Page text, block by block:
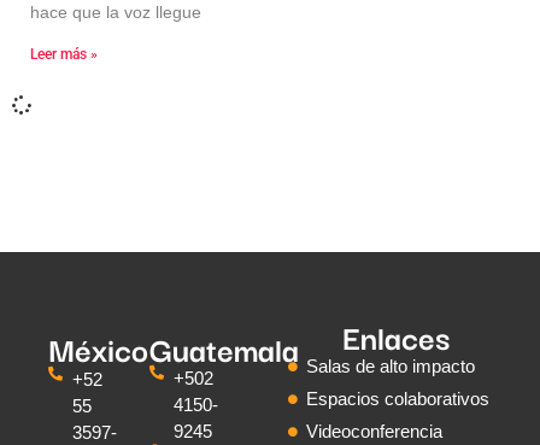
hace que la voz llegue
Leer más »
México
+52
55
3597-
Guatemala
+502
4150-
9245
Enlaces
Salas de alto impacto
Espacios colaborativos
Videoconferencia